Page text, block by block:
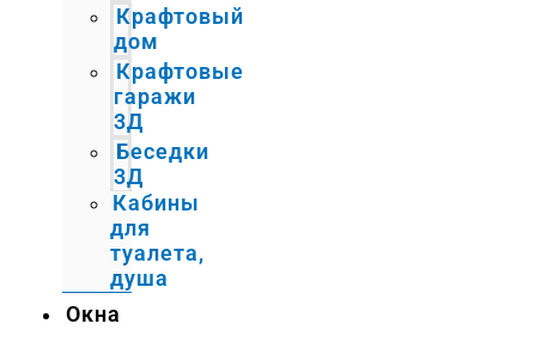
Крафтовый
дом
Крафтовые
гаражи
3Д
Беседки
3Д
Кабины
для
туалета,
душа
Окна